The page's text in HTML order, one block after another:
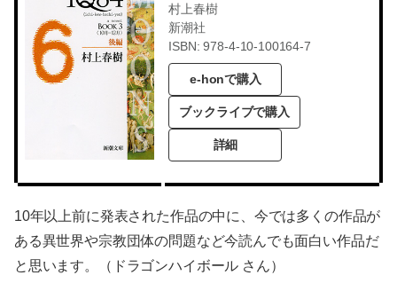
村上春樹
新潮社
ISBN: 978-4-10-100164-7
e-honで購入
ブックライブで購入
詳細
10年以上前に発表された作品の中に、今では多くの作品が
ある異世界や宗教団体の問題など今読んでも面白い作品だ
と思います。（ドラゴンハイボール さん）